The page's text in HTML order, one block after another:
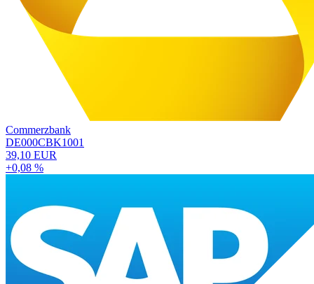
Commerzbank
DE000CBK1001
39,10 EUR
+0,08 %